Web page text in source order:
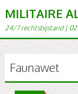
MILITAIRE
24/7 rechts­bi­j­s­tand |
Faunawet